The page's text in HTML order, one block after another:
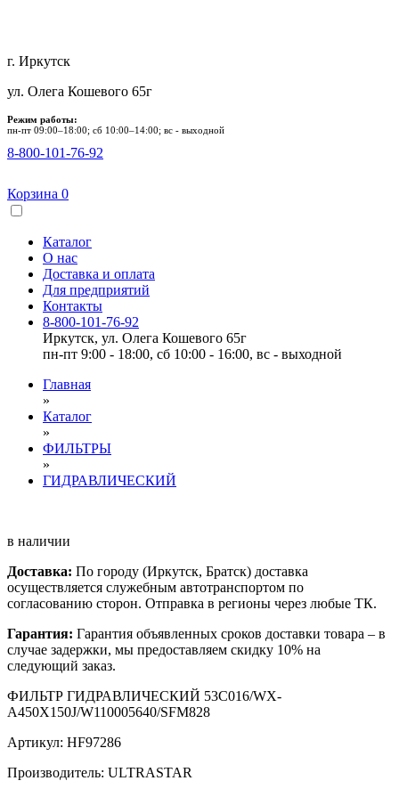
г. Иркутск
ул. Олега Кошевого 65г
Режим работы:
пн-пт 09:00–18:00; сб 10:00–14:00; вс - выходной
8-800-101-76-92
Корзина 0
Каталог
О нас
Доставка и оплата
Для предприятий
Контакты
8-800-101-76-92
Иркутск, ул. Олега Кошевого 65г
пн-пт 9:00 - 18:00, сб 10:00 - 16:00, вс - выходной
Главная
»
Каталог
»
ФИЛЬТРЫ
»
ГИДРАВЛИЧЕСКИЙ
в наличии
Доставка: По городу (Иркутск, Братск) доставка
осуществляется служебным автотранспортом по
согласованию сторон. Отправка в регионы через любые ТК.
Гарантия: Гарантия объявленных сроков доставки товара – в
случае задержки, мы предоставляем скидку 10% на
следующий заказ.
ФИЛЬТР ГИДРАВЛИЧЕСКИЙ 53C016/WX-
A450X150J/W110005640/SFM828
Артикул: HF97286
Производитель: ULTRASTAR